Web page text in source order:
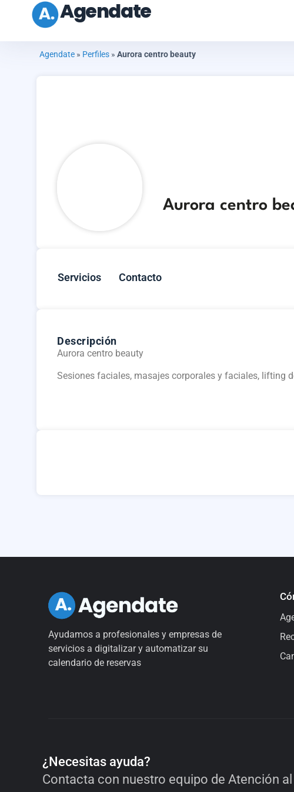
Agendate
Agendate » Perfiles » Aurora centro beauty
Aurora centro
Servicios Contacto
Descripción
Aurora centro beauty
Sesiones faciales, masajes corporales y faciales, lifting
Ayudamos a profesionales y empresas de
servicios a digitalizar y automatizar su
calendario de reservas
¿Necesitas ayuda?
Contacta con nuestro equipo de Atención